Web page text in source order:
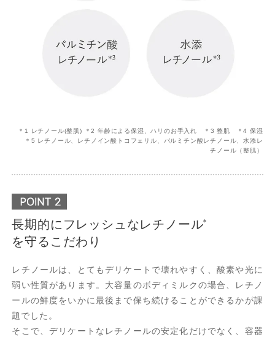
＊1 レチノール(整肌) ＊2 年齢による保湿、ハリのお手入れ ＊3 整肌 ＊4 保湿
＊5 レチノール、レチノイン酸トコフェリル、パルミチン酸レチノール、水添レ
チノール（整肌）
長期的にフレッシュなレチノール*
を守るこだわり
レチノールは、とてもデリケートで壊れやすく、酸素や光に
弱い性質があります。大容量のボディミルクの場合、レチノ
ールの鮮度をいかに最後まで保ち続けることができるかが課
題でした。
そこで、デリケートなレチノールの安定化だけでなく、容器